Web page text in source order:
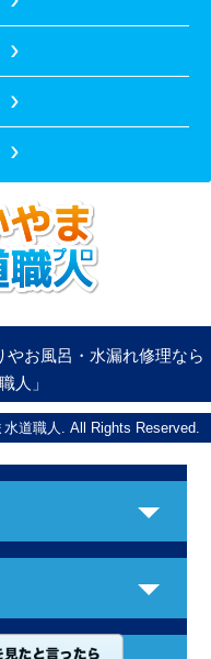
お風呂・水漏れ修理なら
人」
道職人. All Rights Reserved.